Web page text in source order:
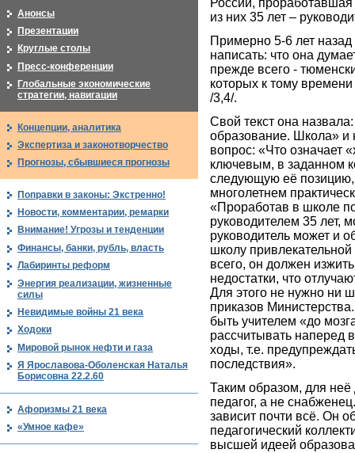
России, проработавшая
из них 35 лет –
Примерно 5-6 лет
написать: что она
прежде всего -
которых к тому
/3,4/.
Свой текст она
образование. Школа» и
вопрос: «Что означает
ключевым, в заданном
следующую её
многолетнем
«Проработав в школе
руководителем 35 лет,
руководитель может и
школу
всего, он должен
недостатки, что
Для этого не нужно ни
приказов
быть учителем «до
рассчитывать наперед
ходы, т.е.
последствия».
Таким образом, для
педагог, а не
зависит почти всё. Он
педагогический
высшей идеей
Анонсы
Презентации
Круглые столы
Пресс-конференции
Глобальные экономические
стратегии, навигации
Концепции, аналитика
Экспертиза и законотворчество
Прогнозы, сбывшиеся прогнозы
Поправки в законы: Экстренно!
Новости, комментарии, ремарки
Внимание! Угрозы и тенденции
Финансы, банки, рубль, власть
Лабиринты реформ
Энергия реализации, жизненные
силы
Невидимые войны 21 века
Ходоки
Мировой рынок нефти и газа
Я Ярославова-Оболенская Наталья
Борисовна 22.2.60
Афоризмы 21 века
«Умное кафе»